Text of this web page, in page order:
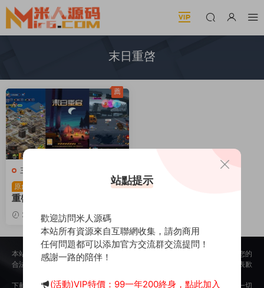
末日重啓
三網H5小遊戲
原創
三網H5小遊戲【末日
重啓】Win一鍵服務端+Linu
x手工服務端+視頻架設教程
2026-05-07 571 30
薦
本站所提供的内容均來自公開網絡收集、轉發、二次開發而來，若侵犯了您的
合法權益，請來信通知我們，我們會及時删除，給您帶來的不便，我們深表歉
下載用戶僅供學習交流，若使用商業用途，請購買正版授權，否則産生的一切
站點提示
歡迎訪問米人源碼
本站所有資源來自互聯網收集，請勿商用
任何問題都可以添加官方交流群交流提問！
感謝一路的陪伴！
(活動)VIP特價：99一年200終身，點此加入